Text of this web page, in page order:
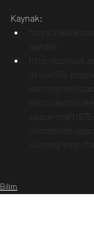
Kaynak:
https://
qanda/
http://
ut-us/156-
astronomy/
astronauts/
space-craft/
unmanned-
running-into-
Bilim